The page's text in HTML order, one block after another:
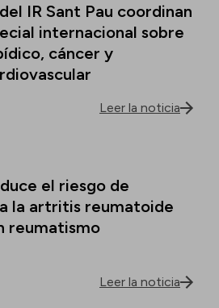
IR Sant Pau coordinan
internacional sobre
cáncer y
Leer la noticia
el riesgo de
la artritis reumatoide
reumatismo
Leer la noticia